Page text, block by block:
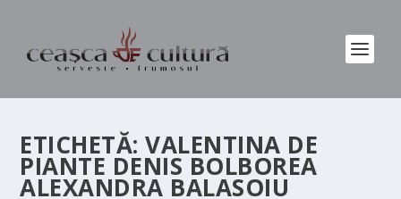
ETICHETĂ:VALENTINA DE
PIANTE DENIS BOLBOREA
ALEXANDRA BALASOIU